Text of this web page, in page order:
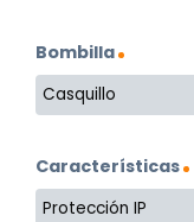
Bombilla
Casquillo
Características
Protección IP